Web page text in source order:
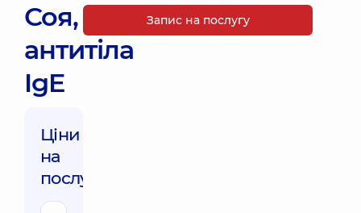
Соя,
антитіла
IgE
Ціни
на
послуги:
Запис на послугу